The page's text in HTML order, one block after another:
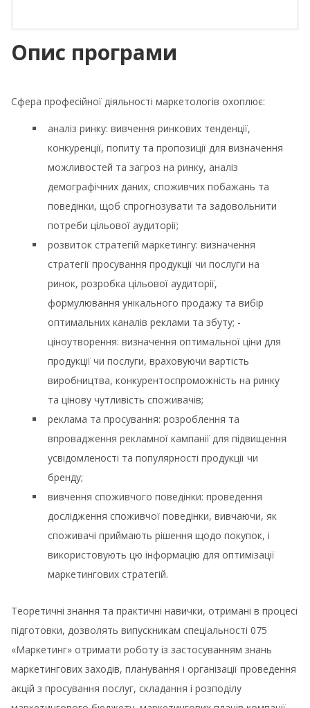
Опис програми
Сфера професійної діяльності маркетологів охоплює:
аналіз ринку: вивчення ринкових тенденції,
конкуренції, попиту та пропозиції для визначення
можливостей та загроз на ринку, аналіз
демографічних даних, споживчих побажань та
поведінки, щоб спрогнозувати та задовольнити
потреби цільової аудиторії;
розвиток стратегій маркетингу: визначення
стратегії просування продукції чи послуги на
ринок, розробка цільової аудиторії,
формулювання унікального продажу та вибір
оптимальних каналів реклами та збуту; -
ціноутворення: визначення оптимальної ціни для
продукції чи послуги, враховуючи вартість
виробництва, конкурентоспроможність на ринку
та цінову чутливість споживачів;
реклама та просування: розроблення та
впровадження рекламної кампанії для підвищення
усвідомленості та популярності продукції чи
бренду;
вивчення споживчого поведінки: проведення
дослідження споживчої поведінки, вивчаючи, як
споживачі приймають рішення щодо покупок, і
використовують цю інформацію для оптимізації
маркетингових стратегій.
Теоретичні знання та практичні навички, отримані в процесі
підготовки, дозволять випускникам спеціальності 075
«Маркетинг» отримати роботу із застосуванням знань
маркетингових заходів, планування і організації проведення
акцій з просування послуг, складання і розподілу